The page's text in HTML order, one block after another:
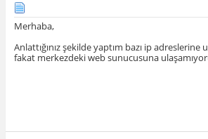
Merhaba,
Anlattığınız şekilde yaptım bazı ip
fakat merkezdeki web sunucusuna